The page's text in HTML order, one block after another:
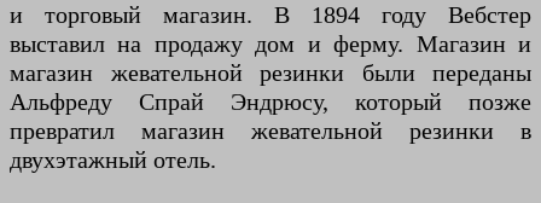
и торговый магазин. В 1894 году Вебстер
выставил на продажу дом и ферму. Магазин и
магазин жевательной резинки были переданы
Альфреду Спрай Эндрюсу, который позже
превратил магазин жевательной резинки в
двухэтажный отель.